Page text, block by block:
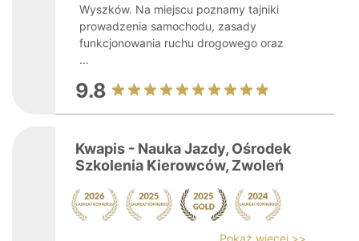
Wyszków. Na miejscu poznamy tajniki
prowadzenia samochodu, zasady
funkcjonowania ruchu drogowego oraz
...
9.8
Kwapis - Nauka Jazdy, Ośrodek
Szkolenia Kierowców, Zwoleń
Pokaż więcej >>